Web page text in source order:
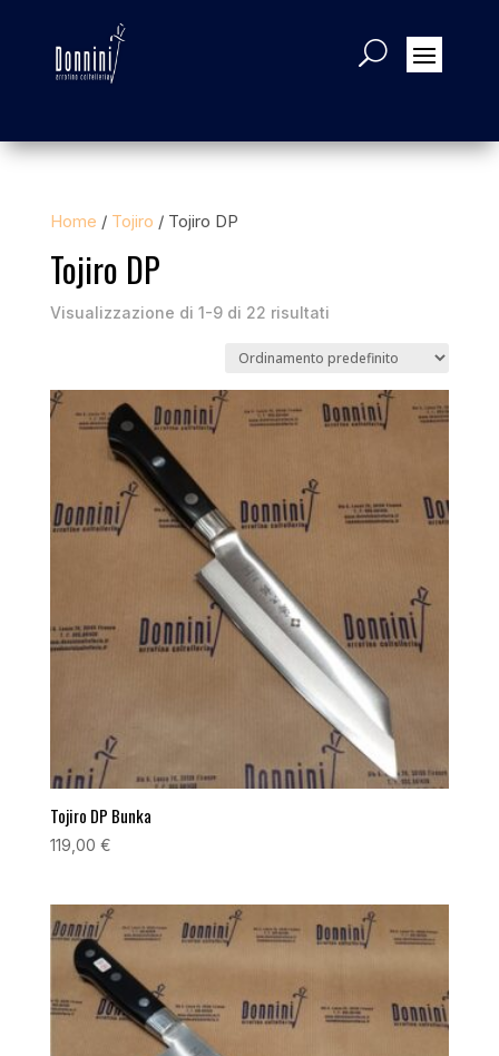
Home / Tojiro / Tojiro DP
Tojiro DP
Visualizzazione di 1-9 di 22 risultati
Tojiro DP Bunka
119,00 €